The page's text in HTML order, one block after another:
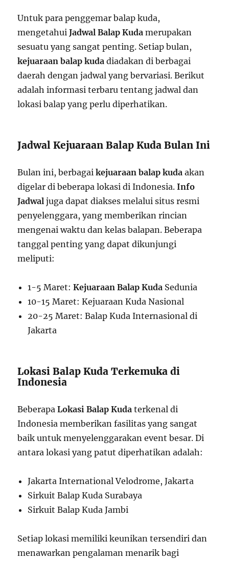
Untuk para penggemar balap kuda,
mengetahuiJadwal Balap Kuda merupakan
sesuatu yang sangat penting. Setiap bulan,
kejuaraan balap kuda diadakan di berbagai
daerah dengan jadwal yang bervariasi. Berikut
adalah informasi terbaru tentang jadwal dan
lokasi balap yang perlu diperhatikan.
Jadwal Kejuaraan Balap Kuda Bulan Ini
Bulan ini, berbagaikejuaraan balap kuda akan
digelar di beberapa lokasi di Indonesia.Info
Jadwal juga dapat diakses melalui situs resmi
penyelenggara, yang memberikan rincian
mengenai waktu dan kelas balapan. Beberapa
tanggal penting yang dapat dikunjungi
meliputi:
1-5 Maret:Kejuaraan Balap Kuda Sedunia
10-15 Maret: Kejuaraan Kuda Nasional
20-25 Maret: Balap Kuda Internasional di
Jakarta
Lokasi Balap Kuda Terkemuka di
Indonesia
BeberapaLokasi Balap Kuda terkenal di
Indonesia memberikan fasilitas yang sangat
baik untuk menyelenggarakan event besar. Di
antara lokasi yang patut diperhatikan adalah:
Jakarta International Velodrome, Jakarta
Sirkuit Balap Kuda Surabaya
Sirkuit Balap Kuda Jambi
Setiap lokasi memiliki keunikan tersendiri dan
menawarkan pengalaman menarik bagi